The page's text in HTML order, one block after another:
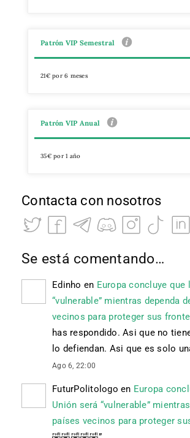
Patrón VIP Semestral
21€ por 6 meses
Patrón VIP Anual
35€ por 1 año
Contacta con nosotros
Se está comentando…
Edinho en Europa concluye que
“vulnerable” mientras dependa
vecinos para proteger sus
has respondido. Asi que no
lo defiendan. Asi que es solo
Ago 6, 22:00
FuturPolitologo en Europa
Unión será “vulnerable”
países vecinos para proteger